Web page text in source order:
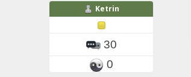
Ketrin
30
0